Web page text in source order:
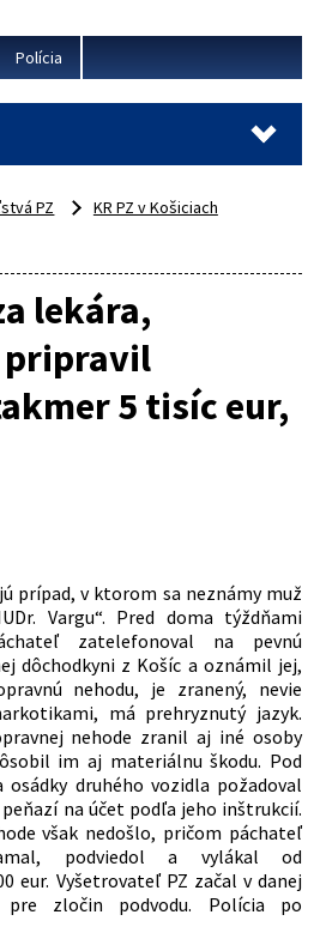
Polícia
PZ
KR PZ v Košiciach
lekára,
pripravil
5 tisíc eur,
prípad, v ktorom sa neznámy muž
Vargu“. Pred doma týždňami
zatelefonoval na pevnú
dôchodkyni z Košíc a oznámil jej,
nehodu, je zranený, nevie
má prehryznutý jazyk.
nehode zranil aj iné osoby
im aj materiálnu škodu. Pod
osádky druhého vozidla požadoval
na účet podľa jeho inštrukcií.
však nedošlo, pričom páchateľ
podviedol a vylákal od
eur. Vyšetrovateľ PZ začal v danej
zločin podvodu. Polícia po